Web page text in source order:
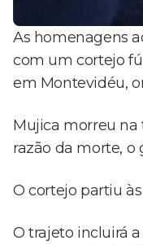
As homenagens
com um cortejo
em Montevidéu,
Mujica morreu na
razão da morte,
O cortejo partiu
O trajeto incluirá